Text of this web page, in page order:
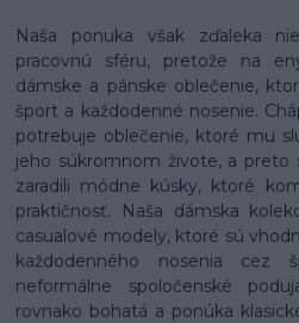
Naša ponuka však zďaleka
pracovnú sféru, pretože na
dámske a pánske oblečenie,
šport a každodenné nosenie.
potrebuje oblečenie, ktoré mu
jeho súkromnom živote, a
zaradili módne kúsky, ktoré
praktičnosť. Naša dámska
casualové modely, ktoré sú
každodenného nosenia cez
neformálne spoločenské
rovnako bohatá a ponúka